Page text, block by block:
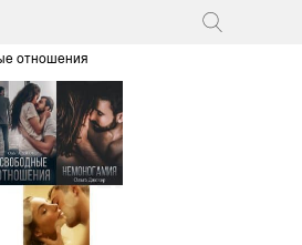
отношения